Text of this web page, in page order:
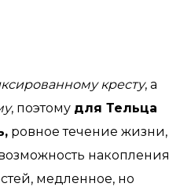
кресту, а
, поэтому для Тельца
ровное течение жизни,
накопления
медленное, но